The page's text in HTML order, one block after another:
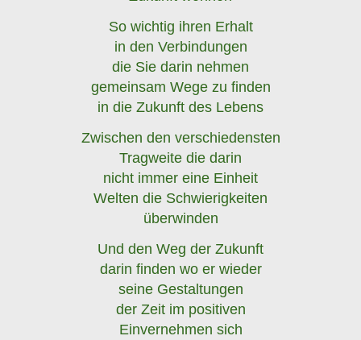
So wichtig ihren Erhalt
in den Verbindungen
die Sie darin nehmen
gemeinsam Wege zu finden
in die Zukunft des Lebens
Zwischen den verschiedensten
Tragweite die darin
nicht immer eine Einheit
Welten die Schwierigkeiten
überwinden
Und den Weg der Zukunft
darin finden wo er wieder
seine Gestaltungen
der Zeit im positiven
Einvernehmen sich